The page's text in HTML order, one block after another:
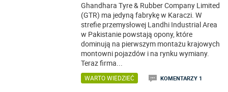
Ghandhara Tyre & Rubber Company Limited
(GTR) ma jedyną fabrykę w Karaczi. W
strefie przemysłowej Landhi Industrial Area
w Pakistanie powstają opony, które
dominują na pierwszym montażu krajowych
montowni pojazdów i na rynku wymiany.
Teraz firma...
WARTO WIEDZIEĆ KOMENTARZY 1